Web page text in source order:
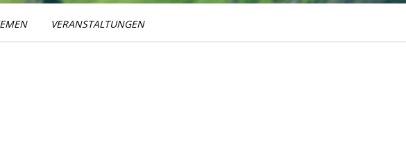
VERANSTALTUNGEN